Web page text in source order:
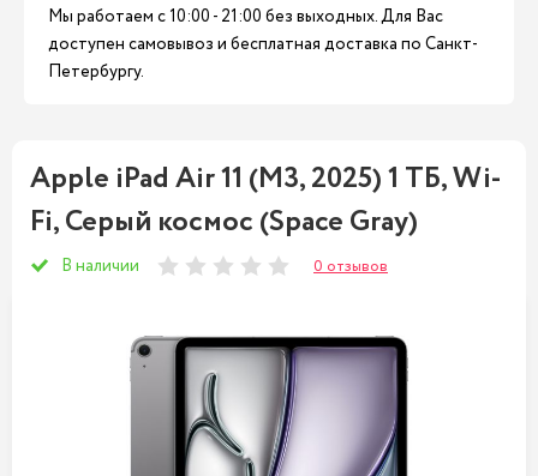
Мы работаем с 10:00 - 21:00 без выходных. Для Вас
доступен самовывоз и бесплатная доставка по Санкт-
Петербургу.
Apple iPad Air 11 (M3, 2025) 1 ТБ, Wi-
Fi, Серый космос (Space Gray)
В наличии 0 отзывов